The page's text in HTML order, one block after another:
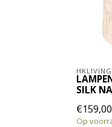
HKLIVING
SILK
€159,00
Op